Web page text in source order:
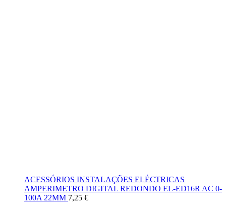
ACESSÓRIOS INSTALAÇÕES ELÉCTRICAS
AMPERIMETRO DIGITAL REDONDO EL-ED16R AC 0-
100A 22MM 7,25 €